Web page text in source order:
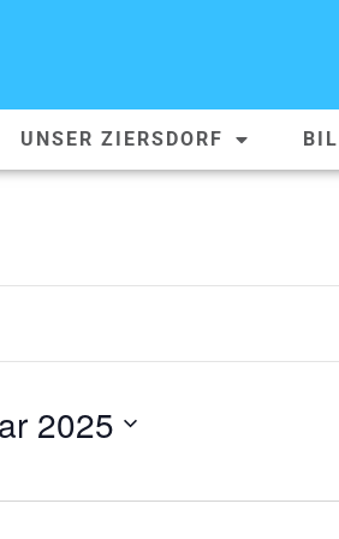
UNSER ZIERSDORF
2025